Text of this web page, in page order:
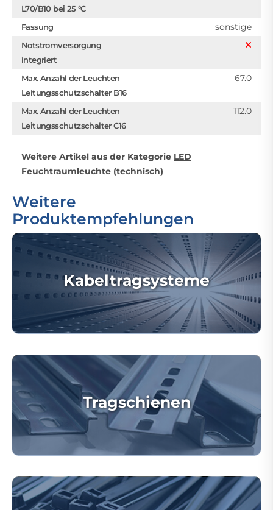
L70/B10 bei 25 °C
Fassung
sonstige
Notstromversorgung
integriert
Max. Anzahl der Leuchten
Leitungsschutzschalter B16
67.0
Max. Anzahl der Leuchten
Leitungsschutzschalter C16
112.0
Weitere Artikel aus der Kategorie LED
Feuchtraumleuchte (technisch)
Weitere
Produktempfehlungen
Kabeltragsysteme
Tragschienen